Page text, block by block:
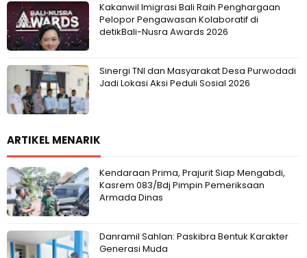
Kakanwil Imigrasi Bali Raih Penghargaan
Pelopor Pengawasan Kolaboratif di
detikBali-Nusra Awards 2026
Sinergi TNI dan Masyarakat Desa Purwodadi
Jadi Lokasi Aksi Peduli Sosial 2026
ARTIKEL MENARIK
Kendaraan Prima, Prajurit Siap Mengabdi,
Kasrem 083/Bdj Pimpin Pemeriksaan
Armada Dinas
Danramil Sahlan: Paskibra Bentuk Karakter
Generasi Muda